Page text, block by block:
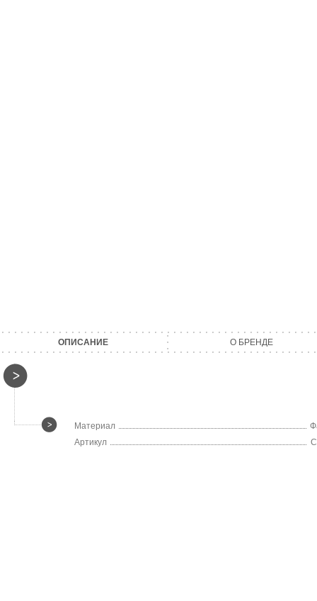
ОПИСАНИЕ О БРЕНДЕ
Материал
Артикул